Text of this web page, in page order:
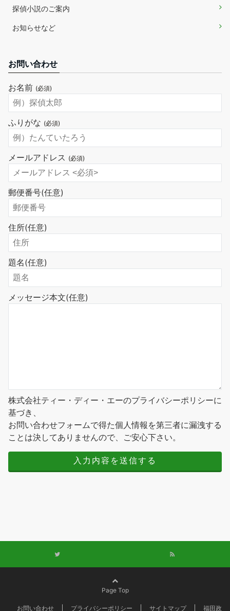
探偵小説のご案内
お知らせなど
お問い合わせ
お名前 (必須)
ふりがな (必須)
メールアドレス (必須)
郵便番号(任意)
住所(任意)
題名(任意)
メッセージ本文(任意)
株式会社ティー・ディー・エーのプライバシーポリシーに
基づき、
お問い合わせフォームで得た個人情報を第三者に漏洩する
ことは決してありませんので、ご安心下さい。
Page Top
お問い合わせ プライバシーポリシー サイトマップ 福田政